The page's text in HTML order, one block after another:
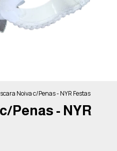
Noiva c/Penas - NYR Festas
Penas - NYR